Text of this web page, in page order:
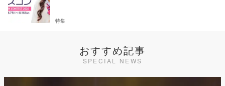
特集
おすすめ記事
SPECIAL NEWS